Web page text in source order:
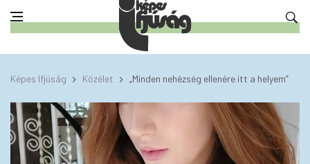
Képes Ifjúság Közélet „Minden nehézség ellenére itt a helyem”